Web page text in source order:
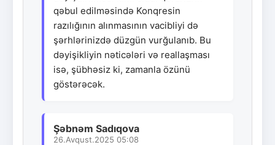
qəbul edilməsində Konqresin
razılığının alınmasının vacibliyi də
şərhlərinizdə düzgün vurğulanıb. Bu
dəyişikliyin nəticələri və reallaşması
isə, şübhəsiz ki, zamanla özünü
göstərəcək.
Şəbnəm Sadıqova
26.Avqust.2025 05:08